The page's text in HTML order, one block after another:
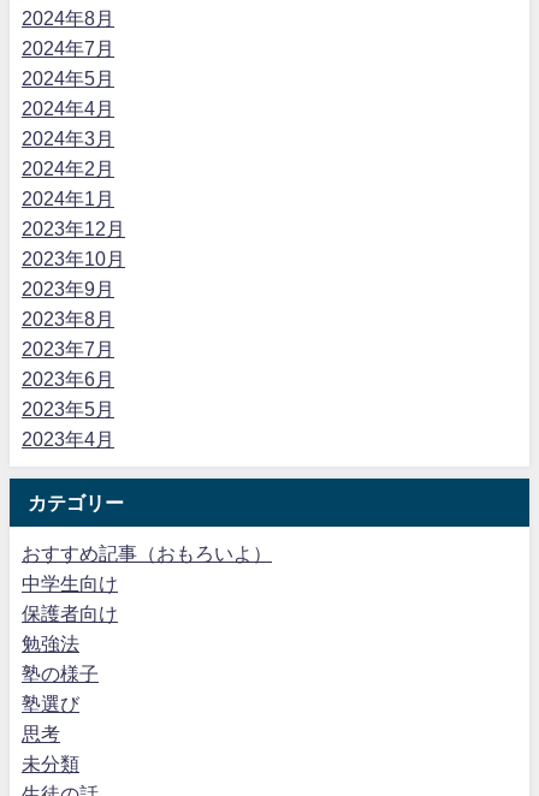
2024年8月
2024年7月
2024年5月
2024年4月
2024年3月
2024年2月
2024年1月
2023年12月
2023年10月
2023年9月
2023年8月
2023年7月
2023年6月
2023年5月
2023年4月
カテゴリー
おすすめ記事（おもろいよ）
中学生向け
保護者向け
勉強法
塾の様子
塾選び
思考
未分類